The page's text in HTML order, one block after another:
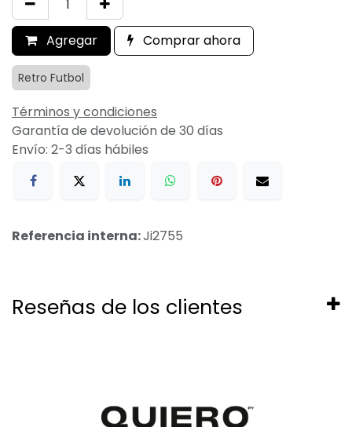
Agregar Comprar ahora
Retro Futbol
Términos y condiciones
Garantía de devolución de 30 días
Envío: 2-3 días hábiles
Referencia interna:Ji2755
Reseñas de los clientes